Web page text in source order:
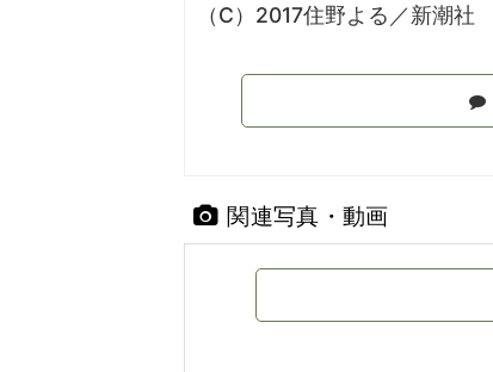
（C）2017住野よる／新潮社
関連写真・動画